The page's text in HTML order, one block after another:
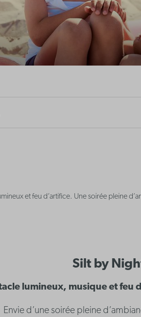
et feu d’artifice. Une soirée pleine
Silt by
lumineux, musique et feu
Envie d’une soirée pleine